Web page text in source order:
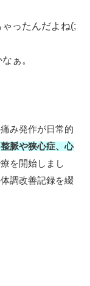
ったんだよね(;
ぁ。
み発作が日常的
脈や狭心症、心
を開始しまし
調改善記録を綴